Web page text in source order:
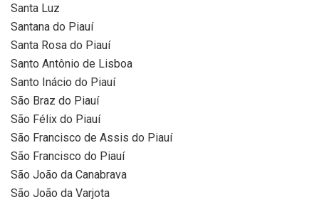
Santa Luz
Santana do Piauí
Santa Rosa do Piauí
Santo Antônio de Lisboa
Santo Inácio do Piauí
São Braz do Piauí
São Félix do Piauí
São Francisco de Assis do Piauí
São Francisco do Piauí
São João da Canabrava
São João da Varjota